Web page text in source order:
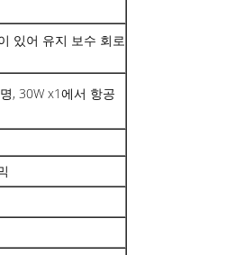
있어 유지 보수 회로
, 30W x1에서 항공